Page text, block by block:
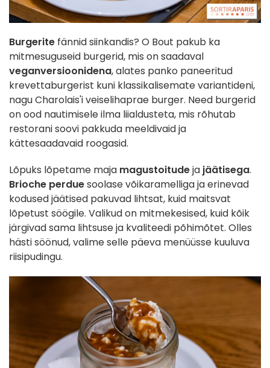
Burgerite fännid siinkandis? O Bout pakub ka
mitmesuguseid burgerid, mis on saadaval
veganversioonidena, alates panko paneeritud
krevettaburgerist kuni klassikalisemate variantideni,
nagu Charolais'i veiselihaprae burger. Need burgerid
on ood nautimisele ilma liialdusteta, mis rõhutab
restorani soovi pakkuda meeldivaid ja
kättesaadavaid roogasid.
Lõpuks lõpetame maja magustoitudeja jäätisega.
Brioche perduesoolase võikaramelliga ja erinevad
kodused jäätised pakuvad lihtsat, kuid maitsvat
lõpetust söögile. Valikud on mitmekesised, kuid kõik
järgivad sama lihtsuse ja kvaliteedi põhimõtet. Olles
hästi söönud, valime selle päeva menüüsse kuuluva
riisipudingu.